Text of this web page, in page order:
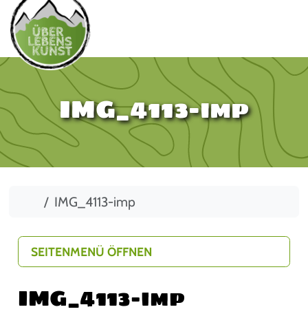
IMG_4113-imp
StartIMG_4113-imp
IMG_4113-imp
SEITENMENÜ ÖFFNEN